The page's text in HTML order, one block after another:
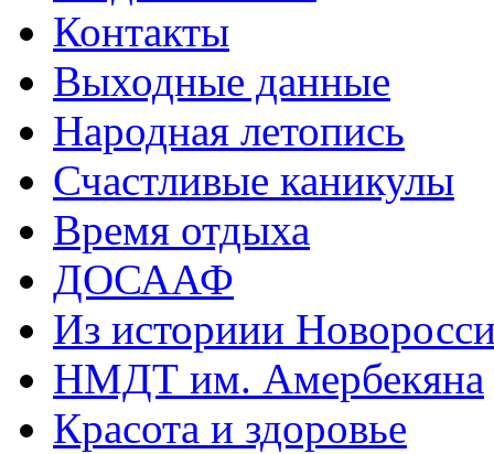
Контакты
Выходные данные
Народная летопись
Счастливые каникулы
Время отдыха
ДОСААФ
Из историии
НМДТ им. Амербекяна
Красота и здоровье